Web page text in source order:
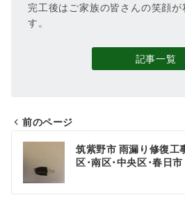
完工後はご家族の皆さんの笑顔
す。
記事一覧
投
稿
ナ
前のページ
筑紫野市 雨漏り修復工
区･南区･中央区･春日市